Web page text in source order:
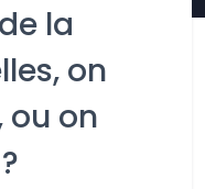
la
on
ou on